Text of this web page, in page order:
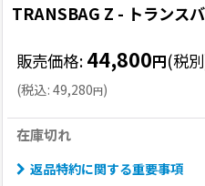
TRANSBAG Z - トランス
販売価格: 44,800円(税
(税込: 49,280円)
在庫切れ
返品特約に関する重要事項